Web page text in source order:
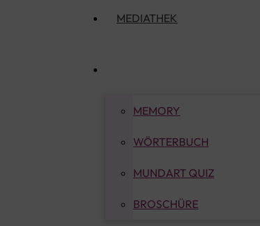
MEDIATHEK
MEMORY
WÖRTERBUCH
MUNDART QUIZ
BROSCHÜRE